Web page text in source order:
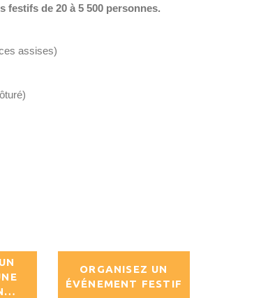
festifs de 20 à 5 500 personnes.
assises)
ORGANISEZ UN
ÉVÉNEMENT FESTIF